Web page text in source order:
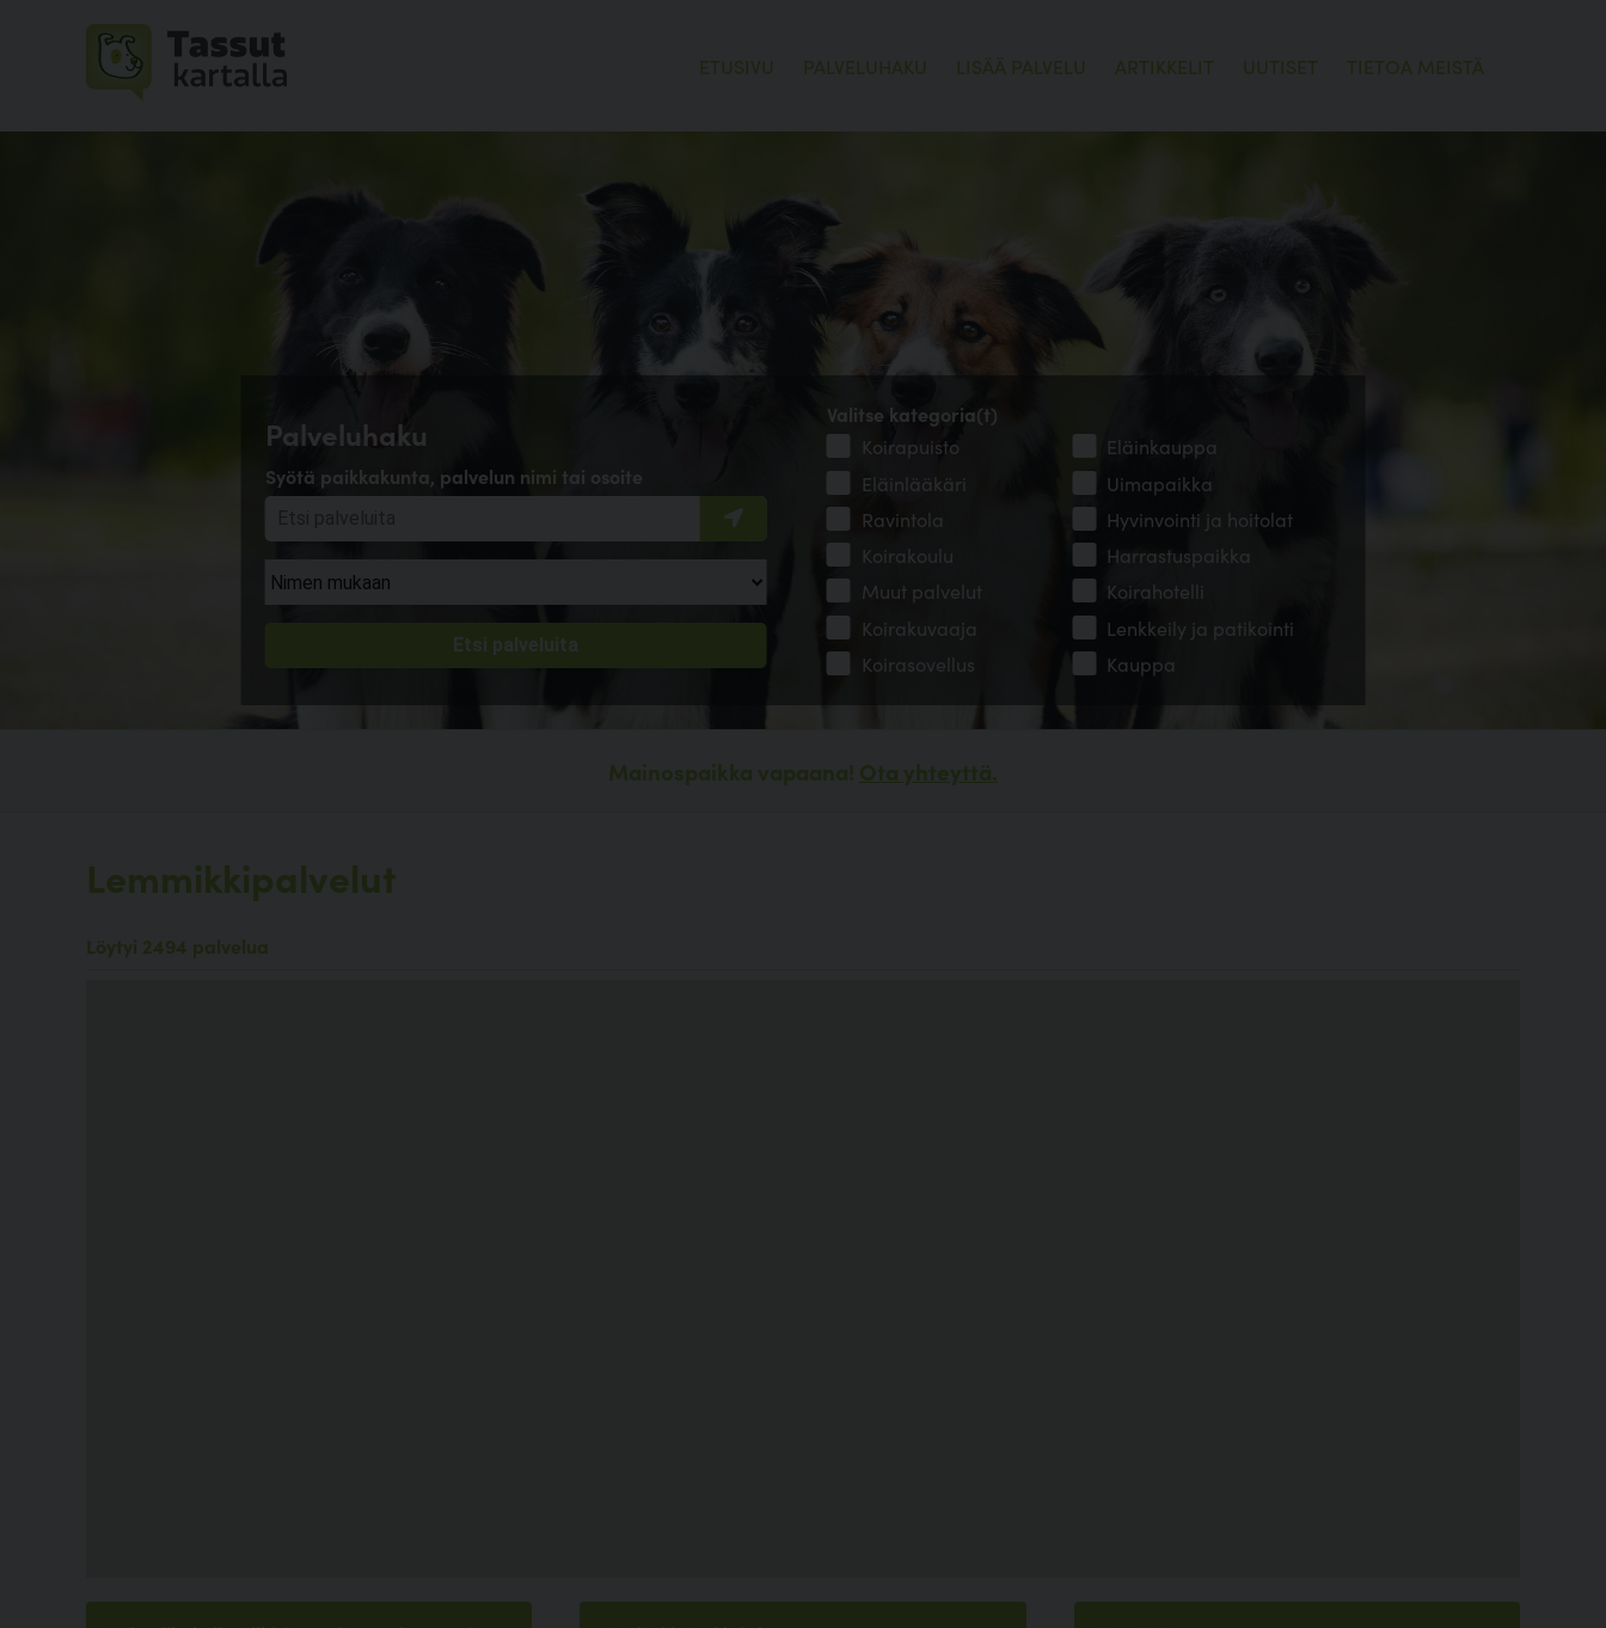
ETUSIVU PALVELUHAKU LISÄÄ PALVELU ARTIKKELIT UUTISET TIETOA MEISTÄ
Palveluhaku
Syötä paikkakunta, palvelun nimi tai osoite
Valitse kategoria(t)
Koirapuisto
Eläinkauppa
Eläinlääkäri
Uimapaikka
Ravintola
Hyvinvointi ja hoitolat
Koirakoulu
Harrastuspaikka
Muut palvelut
Koirahotelli
Koirakuvaaja
Lenkkeily ja patikointi
Koirasovellus
Kauppa
Mainospaikka vapaana! Ota yhteyttä.
Lemmikkipalvelut
Löytyi 2494 palvelua